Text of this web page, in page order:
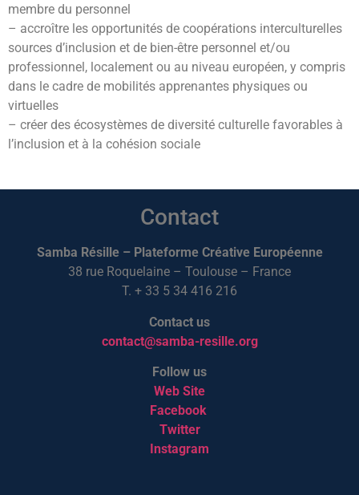
membre du personnel
– accroître les opportunités de coopérations interculturelles
sources d’inclusion et de bien-être personnel et/ou
professionnel, localement ou au niveau européen, y compris
dans le cadre de mobilités apprenantes physiques ou
virtuelles
– créer des écosystèmes de diversité culturelle favorables à
l’inclusion et à la cohésion sociale
Contact
Samba Résille – Plateforme Créative Européenne
38 rue Roquelaine – Toulouse – France
T. + 33 5 34 416 216
Contact us
contact@samba-resille.org
Follow us
Web Site
Facebook
Twitter
Instagram